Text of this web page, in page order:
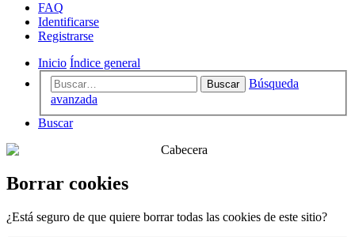
FAQ
Identificarse
Registrarse
Inicio Índice general
Buscar
Búsqueda
avanzada
Buscar
Borrar cookies
¿Está seguro de que quiere borrar todas las cookies de este sitio?